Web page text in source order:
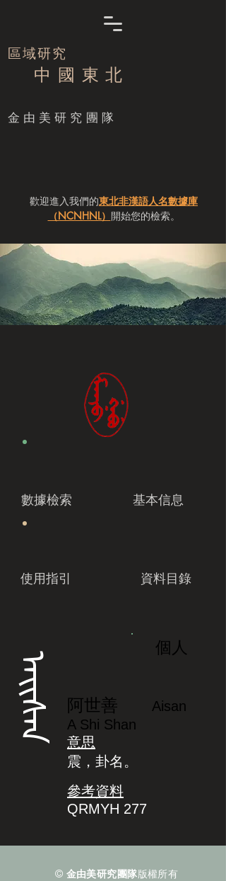
區域研究
中 國 東 北
​金由美研究團隊
歡迎進入我們的東北非漢語人名數據庫
（NCNHNL） 開始您的檢索。
數據檢索 基本信息
使用指引 資料目錄
ᠠᡳᠰᠠᠨ
個人
阿世善
Aisan
A Shi Shan
意思
震，卦名。
參考資料
QRMYH 277
© 金由美研究團隊版權所有